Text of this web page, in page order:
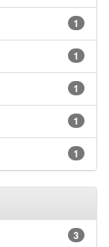
1
1
1
1
1
3